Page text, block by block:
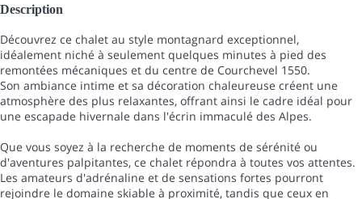
Description
Découvrez ce chalet au style montagnard exceptionnel,
idéalement niché à seulement quelques minutes à pied des
remontées mécaniques et du centre de Courchevel 1550.
Son ambiance intime et sa décoration chaleureuse créent une
atmosphère des plus relaxantes, offrant ainsi le cadre idéal pour
une escapade hivernale dans l'écrin immaculé des Alpes.
Que vous soyez à la recherche de moments de sérénité ou
d'aventures palpitantes, ce chalet répondra à toutes vos attentes.
Les amateurs d'adrénaline et de sensations fortes pourront
rejoindre le domaine skiable à proximité, tandis que ceux en